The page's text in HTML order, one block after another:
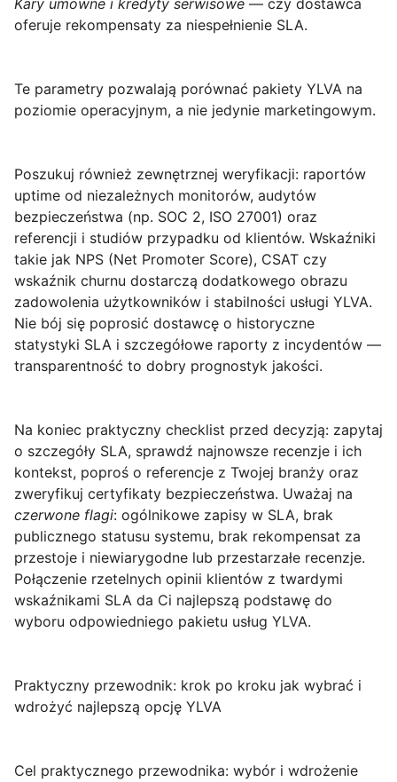
Kary umowne i kredyty serwisowe — czy dostawca
oferuje rekompensaty za niespełnienie SLA.
Te parametry pozwalają porównać pakiety YLVA na
poziomie operacyjnym, a nie jedynie marketingowym.
Poszukuj również zewnętrznej weryfikacji: raportów
uptime od niezależnych monitorów, audytów
bezpieczeństwa (np. SOC 2, ISO 27001) oraz
referencji i studiów przypadku od klientów. Wskaźniki
takie jak NPS (Net Promoter Score), CSAT czy
wskaźnik churnu dostarczą dodatkowego obrazu
zadowolenia użytkowników i stabilności usługi YLVA.
Nie bój się poprosić dostawcę o historyczne
statystyki SLA i szczegółowe raporty z incydentów —
transparentność to dobry prognostyk jakości.
Na koniec praktyczny checklist przed decyzją: zapytaj
o szczegóły SLA, sprawdź najnowsze recenzje i ich
kontekst, poproś o referencje z Twojej branży oraz
zweryfikuj certyfikaty bezpieczeństwa. Uważaj na
czerwone flagi: ogólnikowe zapisy w SLA, brak
publicznego statusu systemu, brak rekompensat za
przestoje i niewiarygodne lub przestarzałe recenzje.
Połączenie rzetelnych opinii klientów z twardymi
wskaźnikami SLA da Ci najlepszą podstawę do
wyboru odpowiedniego pakietu usług YLVA.
Praktyczny przewodnik: krok po kroku jak wybrać i
wdrożyć najlepszą opcję YLVA
Cel praktycznego przewodnika: wybór i wdrożenie